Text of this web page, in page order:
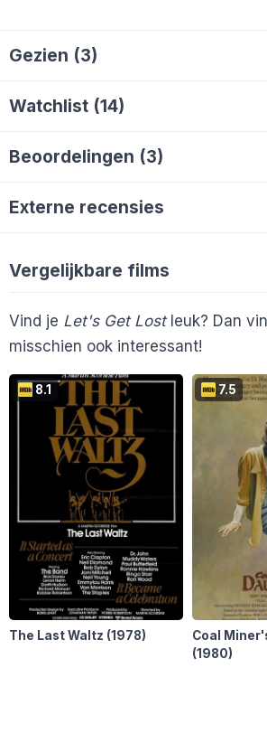
Gezien (3)
Watchlist (14)
SJoKoReeP
Melvin2000
Beoordelingen (3)
Externe recensies
Vergelijkbare films
Vind je Let's Get Lost leuk? Dan
misschien ook interessant!
8.1
The Last Waltz (1978)
7.5
Coal
(1980)